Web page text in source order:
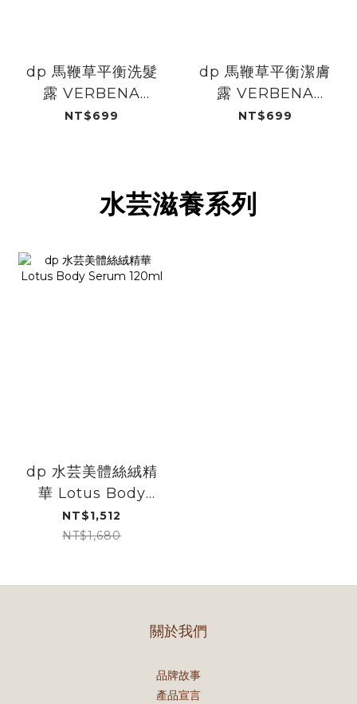
dp 馬鞭草平衡洗髮
露 VERBENA
SHAMPOO
NT$699
dp 馬鞭草平衡潔膚
露 VERBENA
SHOWER GEL
NT$699
水芸滋養系列
dp 水芸美體絲絨精
華 Lotus Body
Serum 120ml
NT$1,512
NT$1,680
關於我們
品牌故事
產品宣言